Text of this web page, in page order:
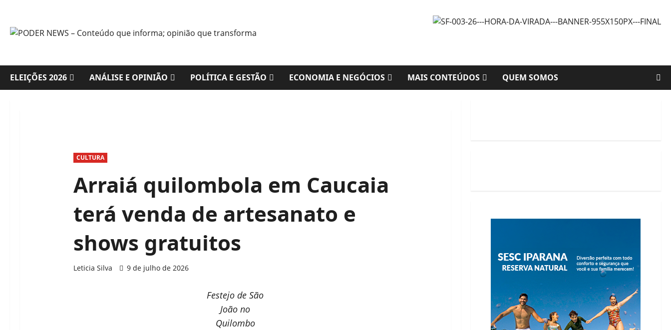
content
ELEIÇÕES 2026 ANÁLISE E OPINIÃO POLÍTICA E GESTÃO ECONOMIA E NEGÓCIOS MAIS CONTEÚDOS QUEM SOMOS
CULTURA
Arraiá quilombola em Caucaia
terá venda de artesanato e
shows gratuitos
Leticia Silva 9 de julho de 2026
Festejo de São
João no
Quilombo